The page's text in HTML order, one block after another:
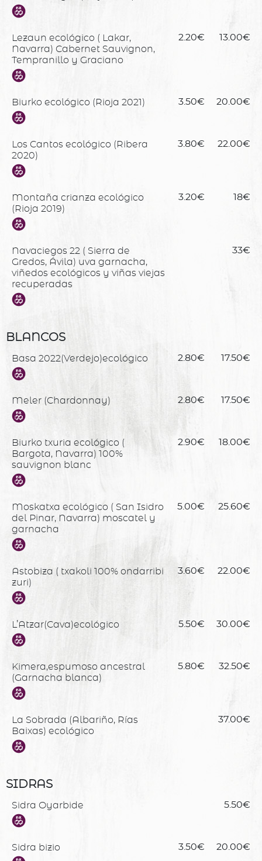
Lezaun ecológico ( Lakar,
Navarra) Cabernet Sauvignon,
Tempranillo y Graciano
2.20€ 13.00€
Biurko ecológico (Rioja 2021) 3.50€ 20.00€
Los Cantos ecológico (Ribera
2020)
3.80€ 22.00€
Montaña crianza ecológico
(Rioja 2019)
3.20€ 18€
Navaciegos 22 ( Sierra de
Gredos, Ávila) uva garnacha,
viñedos ecológicos y viñas viejas
recuperadas
33€
BLANCOS
Basa 2022(Verdejo)ecológico 2.80€ 17.50€
Meler (Chardonnay) 2.80€ 17.50€
Biurko txuria ecológico (
Bargota, Navarra) 100%
sauvignon blanc
2.90€ 18.00€
Moskatxa ecológico ( San Isidro
del Pinar, Navarra) moscatel y
garnacha
5.00€ 25.60€
Astobiza ( txakoli 100% ondarribi
zuri)
3.60€ 22.00€
L’Atzar(Cava)ecológico 5.50€ 30.00€
Kimera,espumoso ancestral
(Garnacha blanca)
5.80€ 32.50€
La Sobrada (Albariño, Rías
Baixas) ecológico
37.00€
SIDRAS
Sidra Oyarbide 5.50€
Sidra bizio 3.50€ 20.00€